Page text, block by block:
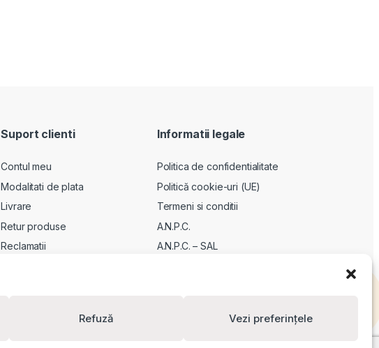
Refuză Vezi preferințele
Suport clienti
Contul meu
Modalitati de plata
Livrare
Retur produse
Reclamatii
Informatii legale
Politica de confidentialitate
Politică cookie-uri (UE)
Termeni si conditii
A.N.P.C.
A.N.P.C. – SAL